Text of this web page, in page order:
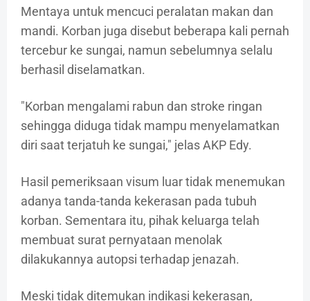
Mentaya untuk mencuci peralatan makan dan
mandi. Korban juga disebut beberapa kali pernah
tercebur ke sungai, namun sebelumnya selalu
berhasil diselamatkan.
"Korban mengalami rabun dan stroke ringan
sehingga diduga tidak mampu menyelamatkan
diri saat terjatuh ke sungai," jelas AKP Edy.
Hasil pemeriksaan visum luar tidak menemukan
adanya tanda-tanda kekerasan pada tubuh
korban. Sementara itu, pihak keluarga telah
membuat surat pernyataan menolak
dilakukannya autopsi terhadap jenazah.
Meski tidak ditemukan indikasi kekerasan,